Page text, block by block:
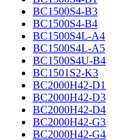
BC1500S4-B3
BC1500S4-B4
BC1500S4L-A4
BC1500S4L-A5
BC1500S4U-B4
BC1501S2-K3
BC2000H42-D1
BC2000H42-D3
BC2000H42-D4
BC2000H42-G3
BC2000H42-G4